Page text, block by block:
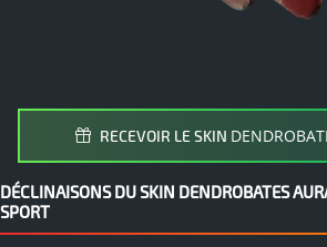
RECEVOIR LE SKIN
DÉCLINAISONS DU SKIN DENDROBATES
SPORT